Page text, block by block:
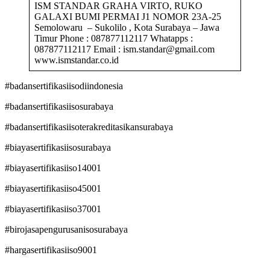
ISM STANDAR GRAHA VIRTO, RUKO
GALAXI BUMI PERMAI J1 NOMOR 23A-25
Semolowaru – Sukolilo , Kota Surabaya – Jawa
Timur Phone : 087877112117 Whatapps :
087877112117 Email : ism.standar@gmail.com
www.ismstandar.co.id
#badansertifikasiisodiindonesia
#badansertifikasiisosurabaya
#badansertifikasiisoterakreditasikansurabaya
#biayasertifikasiisosurabaya
#biayasertifikasiiso14001
#biayasertifikasiiso45001
#biayasertifikasiiso37001
#birojasapengurusanisosurabaya
#hargasertifikasiiso9001